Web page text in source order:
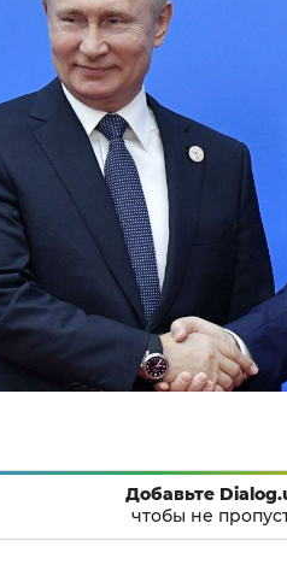
Добавьте
чтобы не